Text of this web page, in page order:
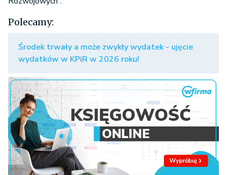
Polecamy:
Środek trwały a może zwykły wydatek - ujęcie
wydatków w KPiR w 2026 roku!